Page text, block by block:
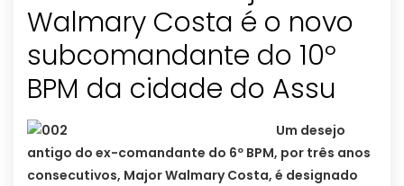
Walmary Costa é o novo
subcomandante do 10º
BPM da cidade do Assu
Um desejo
antigo do ex-comandante do 6º BPM, por três anos
consecutivos, Major Walmary Costa, é designado